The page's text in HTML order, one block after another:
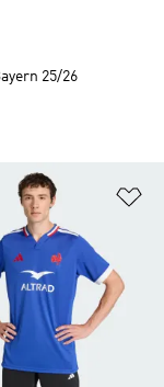
życzeń
25/26